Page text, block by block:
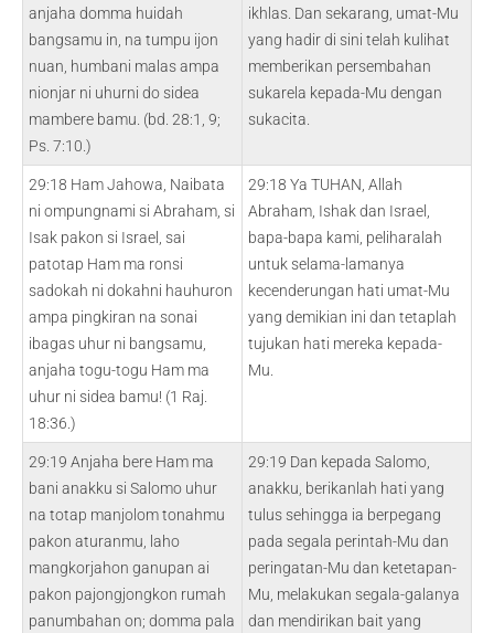
anjaha domma huidah
bangsamu in, na tumpu ijon
nuan, humbani malas ampa
nionjar ni uhurni do sidea
mambere bamu. (bd. 28:1, 9;
Ps. 7:10.)
ikhlas. Dan sekarang, umat-Mu
yang hadir di sini telah kulihat
memberikan persembahan
sukarela kepada-Mu dengan
sukacita.
29:18 Ham Jahowa, Naibata
ni ompungnami si Abraham, si
Isak pakon si Israel, sai
patotap Ham ma ronsi
sadokah ni dokahni hauhuron
ampa pingkiran na sonai
ibagas uhur ni bangsamu,
anjaha togu-togu Ham ma
uhur ni sidea bamu! (1 Raj.
18:36.)
29:18 Ya TUHAN, Allah
Abraham, Ishak dan Israel,
bapa-bapa kami, peliharalah
untuk selama-lamanya
kecenderungan hati umat-Mu
yang demikian ini dan tetaplah
tujukan hati mereka kepada-
Mu.
29:19 Anjaha bere Ham ma
bani anakku si Salomo uhur
na totap manjolom tonahmu
pakon aturanmu, laho
mangkorjahon ganupan ai
pakon pajongjongkon rumah
panumbahan on; domma pala
29:19 Dan kepada Salomo,
anakku, berikanlah hati yang
tulus sehingga ia berpegang
pada segala perintah-Mu dan
peringatan-Mu dan ketetapan-
Mu, melakukan segala-galanya
dan mendirikan bait yang